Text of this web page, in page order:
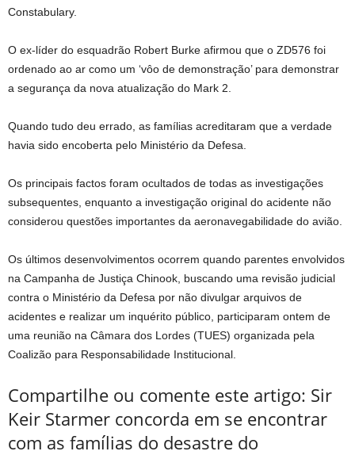
Constabulary.
O ex-líder do esquadrão Robert Burke afirmou que o ZD576 foi
ordenado ao ar como um ‘vôo de demonstração’ para demonstrar
a segurança da nova atualização do Mark 2.
Quando tudo deu errado, as famílias acreditaram que a verdade
havia sido encoberta pelo Ministério da Defesa.
Os principais factos foram ocultados de todas as investigações
subsequentes, enquanto a investigação original do acidente não
considerou questões importantes da aeronavegabilidade do avião.
Os últimos desenvolvimentos ocorrem quando parentes envolvidos
na Campanha de Justiça Chinook, buscando uma revisão judicial
contra o Ministério da Defesa por não divulgar arquivos de
acidentes e realizar um inquérito público, participaram ontem de
uma reunião na Câmara dos Lordes (TUES) organizada pela
Coalizão para Responsabilidade Institucional.
Compartilhe ou comente este artigo: Sir
Keir Starmer concorda em se encontrar
com as famílias do desastre do